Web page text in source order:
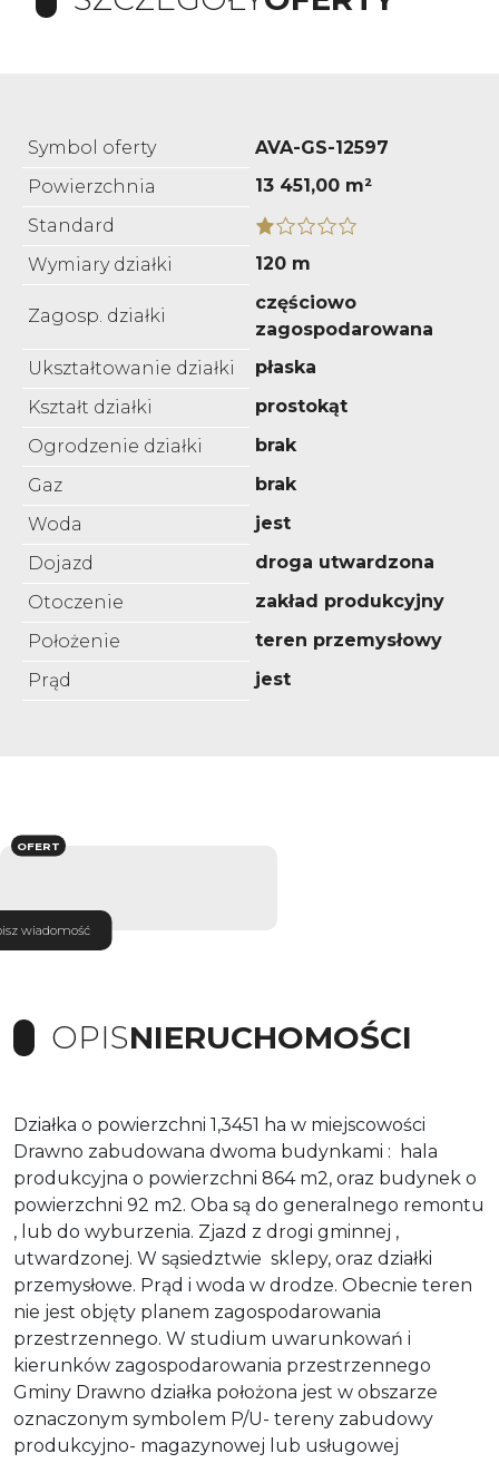
Symbol oferty
AVA-GS-12597
Powierzchnia
13 451,00 m²
Standard
Wymiary działki
120 m
Zagosp. działki
częściowo
zagospodarowana
Ukształtowanie działki
płaska
Kształt działki
prostokąt
Ogrodzenie działki
brak
Gaz
brak
Woda
jest
Dojazd
droga utwardzona
Otoczenie
zakład produkcyjny
Położenie
teren przemysłowy
Prąd
jest
wiadomość
OFERT
OPISNIERUCHOMOŚCI
Działka o powierzchni 1,3451 ha w miejscowości
Drawno zabudowana dwoma budynkami : hala
produkcyjna o powierzchni 864 m2, oraz budynek o
powierzchni 92 m2. Oba są do generalnego remontu
, lub do wyburzenia. Zjazd z drogi gminnej ,
utwardzonej. W sąsiedztwie sklepy, oraz działki
przemysłowe. Prąd i woda w drodze. Obecnie teren
nie jest objęty planem zagospodarowania
przestrzennego. W studium uwarunkowań i
kierunków zagospodarowania przestrzennego
Gminy Drawno działka położona jest w obszarze
oznaczonym symbolem P/U- tereny zabudowy
produkcyjno- magazynowej lub usługowej